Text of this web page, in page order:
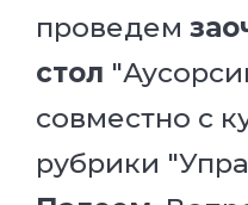
проведем
стол
совместно с
рубрики